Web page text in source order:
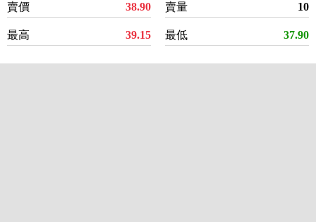
賣價 38.90
最高 39.15
賣量 10
最低 37.90